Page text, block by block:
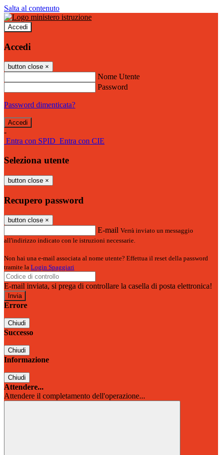
Salta al contenuto
Accedi
Accedi
button close ×
Nome Utente
Password
Password dimenticata?
-
Entra con SPID Entra con CIE
Seleziona utente
button close ×
Recupero password
button close ×
E-mail Verrà inviato un messaggio
all'indirizzo indicato con le istruzioni necessarie.
Non hai una e-mail associata al nome utente? Effettua il reset della password
tramite la Login Spaggiari
E-mail inviata, si prega di controllare la casella di posta elettronica!
Errore
Chiudi
Successo
Chiudi
Informazione
Chiudi
Attendere...
Attendere il completamento dell'operazione...